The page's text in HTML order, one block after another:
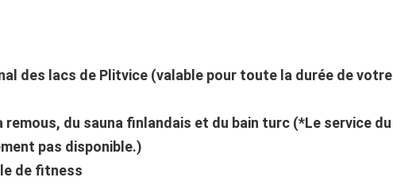
des lacs de Plitvice (valable pour toute la durée de votre
du sauna finlandais et du bain turc (*Le service du
pas disponible.)
de fitness